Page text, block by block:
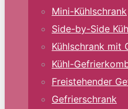
Mini-Kühlschrank
Side-by-Side
Kühlschrank mit
Kühl-
Freistehender
Gefrierschrank